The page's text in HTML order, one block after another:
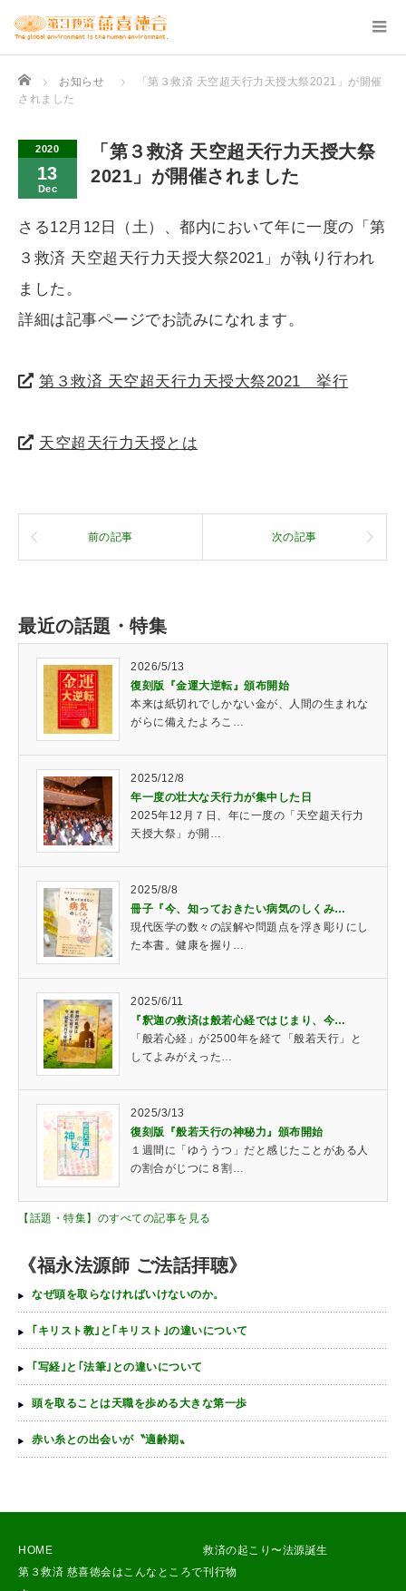
Home お知らせ
「第３救済 天空超天行力天授大祭2021」が開催
されました
2020
13
Dec
「第３救済 天空超天行力天授大祭
2021」が開催されました
さる12月12日（土）、都内において年に一度の「第
３救済 天空超天行力天授大祭2021」が執り行われ
ました。
詳細は記事ページでお読みになれます。
第３救済 天空超天行力天授大祭2021 挙行
天空超天行力天授とは
前の記事 次の記事
最近の話題・特集
2026/5/13
復刻版『金運大逆転』頒布開始
本来は紙切れでしかない金が、人間の生まれな
がらに備えたよろこ…
2025/12/8
年一度の壮大な天行力が集中した日
2025年12月７日、年に一度の「天空超天行力
天授大祭」が開…
2025/8/8
冊子『今、知っておきたい病気のしくみ…
現代医学の数々の誤解や問題点を浮き彫りにし
た本書。健康を握り…
2025/6/11
『釈迦の救済は般若心経ではじまり、今…
「般若心経」が2500年を経て「般若天行」と
してよみがえった…
2025/3/13
復刻版『般若天行の神秘力』頒布開始
１週間に「ゆううつ」だと感じたことがある人
の割合がじつに８割…
【話題・特集】のすべての記事を見る
《福永法源師 ご法話拝聴》
なぜ頭を取らなければいけないのか。
｢キリスト教｣と｢キリスト｣の違いについて
｢写経｣と｢法筆｣との違いについて
頭を取ることは天職を歩める大きな第一歩
赤い糸との出会いが〝適齢期〟
HOME
救済の起こり〜法源誕生
第３救済 慈喜徳会はこんなところで刊行物